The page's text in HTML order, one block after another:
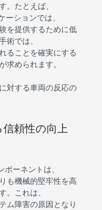
。たとえば、
ーションでは、
を提供するために低
術では、
ることを確実にする
求められます。
対する車両の反応の
頼性の向上
ーネントは、
も機械的堅牢性を高
。これは、
ム障害の原因となり